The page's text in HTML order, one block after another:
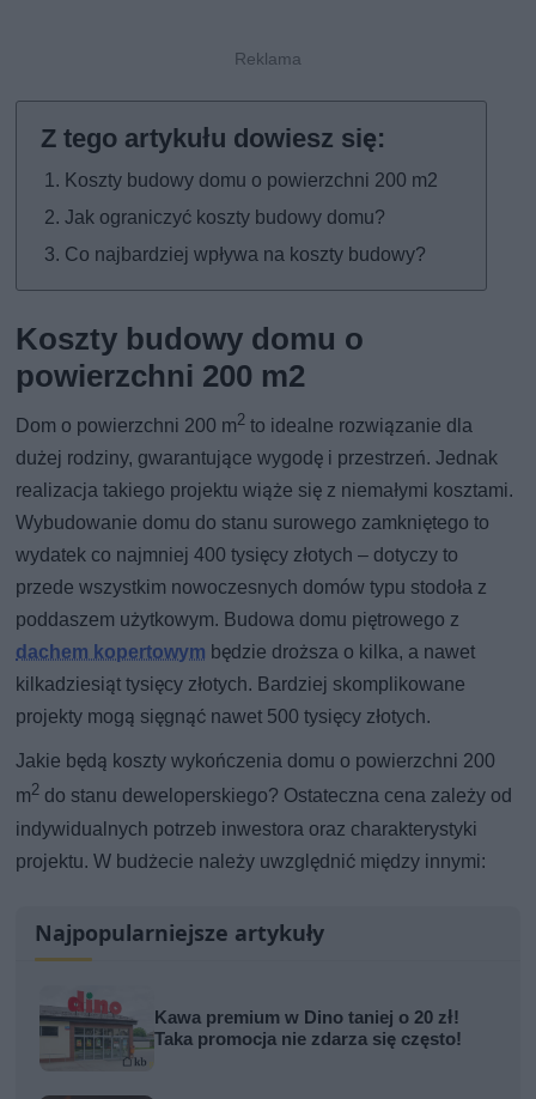
Koszty budowy domu o powierzchni 200 m2
Jak ograniczyć koszty budowy domu?
Co najbardziej wpływa na koszty budowy?
Koszty budowy domu o
powierzchni 200 m2
Dom o powierzchni 200 m2 to idealne rozwiązanie dla
dużej rodziny, gwarantujące wygodę i przestrzeń. Jednak
realizacja takiego projektu wiąże się z niemałymi kosztami.
Wybudowanie domu do stanu surowego zamkniętego to
wydatek co najmniej 400 tysięcy złotych – dotyczy to
przede wszystkim nowoczesnych domów typu stodoła z
poddaszem użytkowym. Budowa domu piętrowego z
dachem kopertowym będzie droższa o kilka, a nawet
kilkadziesiąt tysięcy złotych. Bardziej skomplikowane
projekty mogą sięgnąć nawet 500 tysięcy złotych.
Jakie będą koszty wykończenia domu o powierzchni 200
m2 do stanu deweloperskiego? Ostateczna cena zależy od
indywidualnych potrzeb inwestora oraz charakterystyki
projektu. W budżecie należy uwzględnić między innymi:
Najpopularniejsze artykuły
Kawa premium w Dino taniej o 20 zł!
Taka promocja nie zdarza się często!